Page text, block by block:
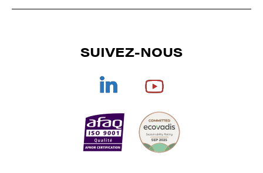
ACTUALITÉS
PLASMA/PULVÉRISATION SÉCHAGE
OFFRE GLOBALE
ENCRES/VERNIS DE SÉRIGRAPHIEET
SUIVEZ-NOUS